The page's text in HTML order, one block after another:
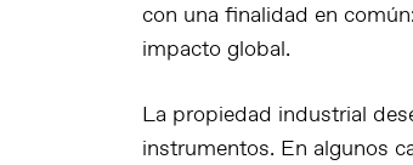
con una finalidad en
impacto global.
La propiedad industrial
instrumentos. En algunos